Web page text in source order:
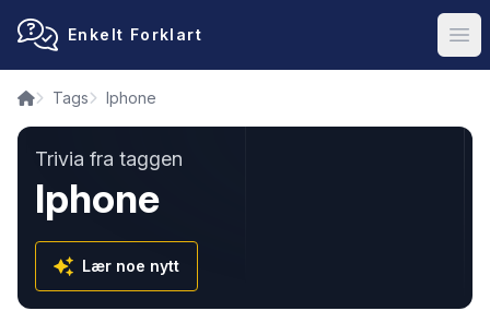
Enkelt Forklart
Tags Iphone
Trivia fra taggen
Iphone
Lær noe nytt